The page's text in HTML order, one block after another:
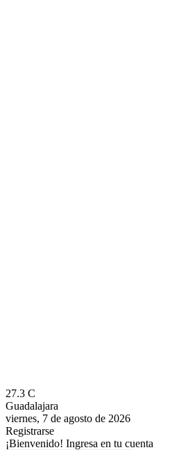
27.3 C
Guadalajara
viernes, 7 de agosto de 2026
Registrarse
¡Bienvenido! Ingresa en tu cuenta